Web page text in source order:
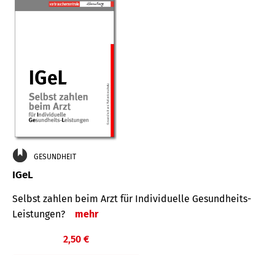
GESUNDHEIT
IGeL
Selbst zahlen beim Arzt für Indi­vidu­elle Gesund­heits-
Leis­tungen?
mehr
2,50 €